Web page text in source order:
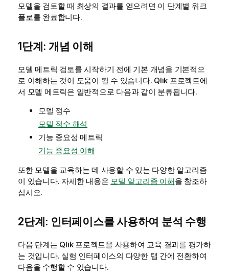
모델을 검토할 때 최상의 결과를 얻으려면 이 단계별 워크
플로를 완료합니다.
1단계: 개념 이해
모델 메트릭 검토를 시작하기 전에 기본 개념을 기본적으
로 이해하는 것이 도움이 될 수 있습니다. Qlik 프로젝트에
서 모델 메트릭은 일반적으로 다음과 같이 분류됩니다.
모델 점수
모델 점수 해석
기능 중요성 메트릭
기능 중요성 이해
또한 모델을 교육하는 데 사용할 수 있는 다양한 알고리즘
이 있습니다. 자세한 내용은 모델 알고리즘 이해을 참조하
십시오.
2단계: 인터페이스를 사용하여 분석 수행
다음 단계는 Qlik 프로젝트을 사용하여 교육 결과를 평가하
는 것입니다. 실험 인터페이스의 다양한 탭 간에 전환하여
다음을 수행할 수 있습니다.